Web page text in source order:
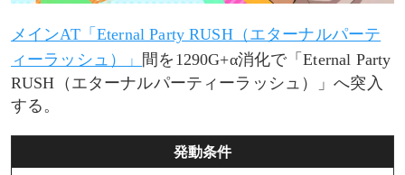
メインAT「Eternal Party RUSH（エターナルパーテ
ィーラッシュ）」 間を1290G+α消化で「Eternal Party
RUSH（エターナルパーティーラッシュ）」へ突入
する。
発動条件